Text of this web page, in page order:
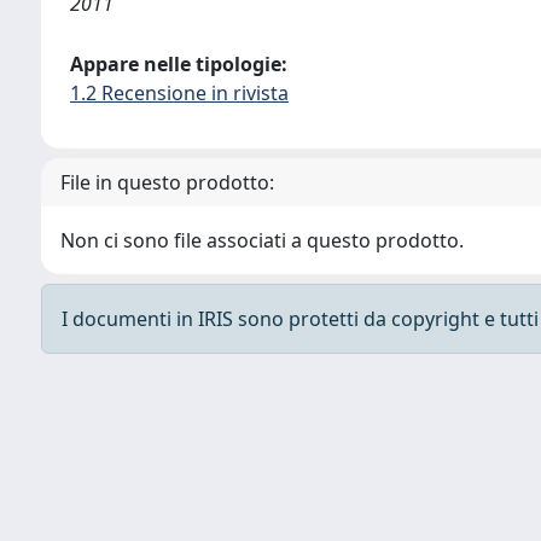
Appare nelle tipologie:
1.2 Recensione in rivista
File in questo prodotto:
Non ci sono file associati a questo prodotto.
I documenti in IRIS sono protetti da copyright e